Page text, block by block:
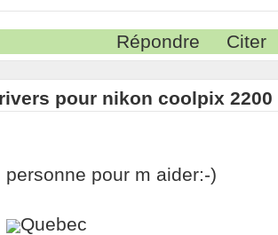
Répondre Citer
pour nikon coolpix 2200
personne pour m aider:-)
Quebec